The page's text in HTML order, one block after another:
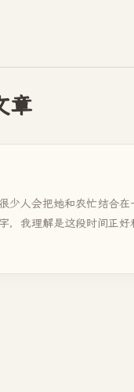
章
少人会把她和农忙结合
，我理解是这段时间正好
过度娘了解了下，确有“